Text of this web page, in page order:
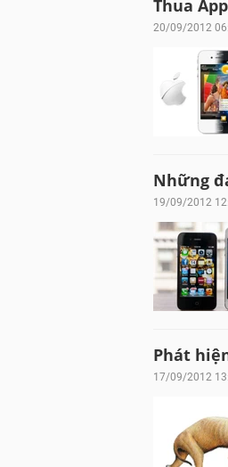
Thua
20/09/2012
Những
19/09/2012
Phát
17/09/2012